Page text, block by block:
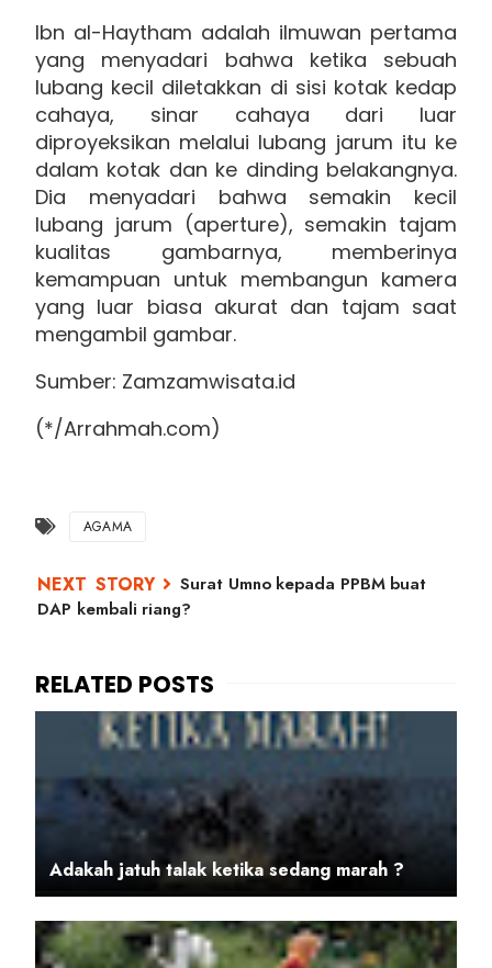
Ibn al-Haytham adalah ilmuwan pertama
yang menyadari bahwa ketika sebuah
lubang kecil diletakkan di sisi kotak kedap
cahaya, sinar cahaya dari luar
diproyeksikan melalui lubang jarum itu ke
dalam kotak dan ke dinding belakangnya.
Dia menyadari bahwa semakin kecil
lubang jarum (aperture), semakin tajam
kualitas gambarnya, memberinya
kemampuan untuk membangun kamera
yang luar biasa akurat dan tajam saat
mengambil gambar.
Sumber: Zamzamwisata.id
(*/Arrahmah.com)
AGAMA
Surat Umno kepada PPBM buat
DAP kembali riang?
Adakah jatuh talak ketika sedang marah ?